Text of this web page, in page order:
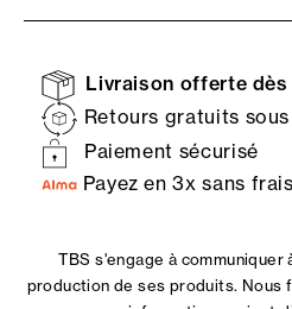
Livraison offerte
Retours gratuits
Paiement sécurisé
Payez en 3x sans
TBS s'engage à
production de ses produits. Nous